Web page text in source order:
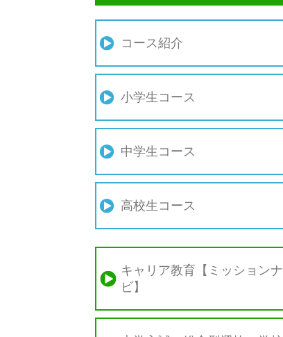
コース紹介
小学生コース
中学生コース
高校生コース
キャリア教育【ミッションナ
ビ】